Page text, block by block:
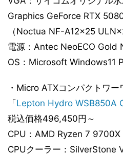
Graphics GeForce RTX
（Noctua NF-A12x25
電源：Antec NeoECO Gold
OS：Microsoft Windows11
・Micro ATXコンパクトワ
「Lepton Hydro WSB850A
税込価格496,450円～
CPU：AMD Ryzen 7 9700X
CPUクーラー：SilverStone